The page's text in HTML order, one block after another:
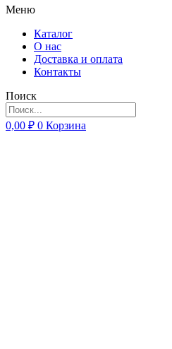
Меню
Каталог
О нас
Доставка и оплата
Контакты
Поиск
0,00 ₽ 0 Корзина